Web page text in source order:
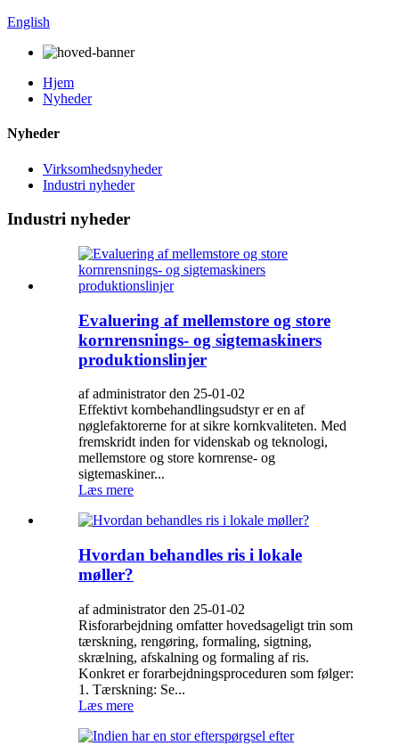
English
Hjem
Nyheder
Nyheder
Virksomhedsnyheder
Industri nyheder
Industri nyheder
Evaluering af mellemstore og store
kornrensnings- og sigtemaskiners
produktionslinjer
af administrator den 25-01-02
Effektivt kornbehandlingsudstyr er en af ​​
nøglefaktorerne for at sikre kornkvaliteten. Med
fremskridt inden for videnskab og teknologi,
mellemstore og store kornrense- og
sigtemaskiner...
Læs mere
Hvordan behandles ris i lokale
møller?
af administrator den 25-01-02
Risforarbejdning omfatter hovedsageligt trin som
tærskning, rengøring, formaling, sigtning,
skrælning, afskalning og formaling af ris.
Konkret er forarbejdningsproceduren som følger:
1. Tærskning: Se...
Læs mere